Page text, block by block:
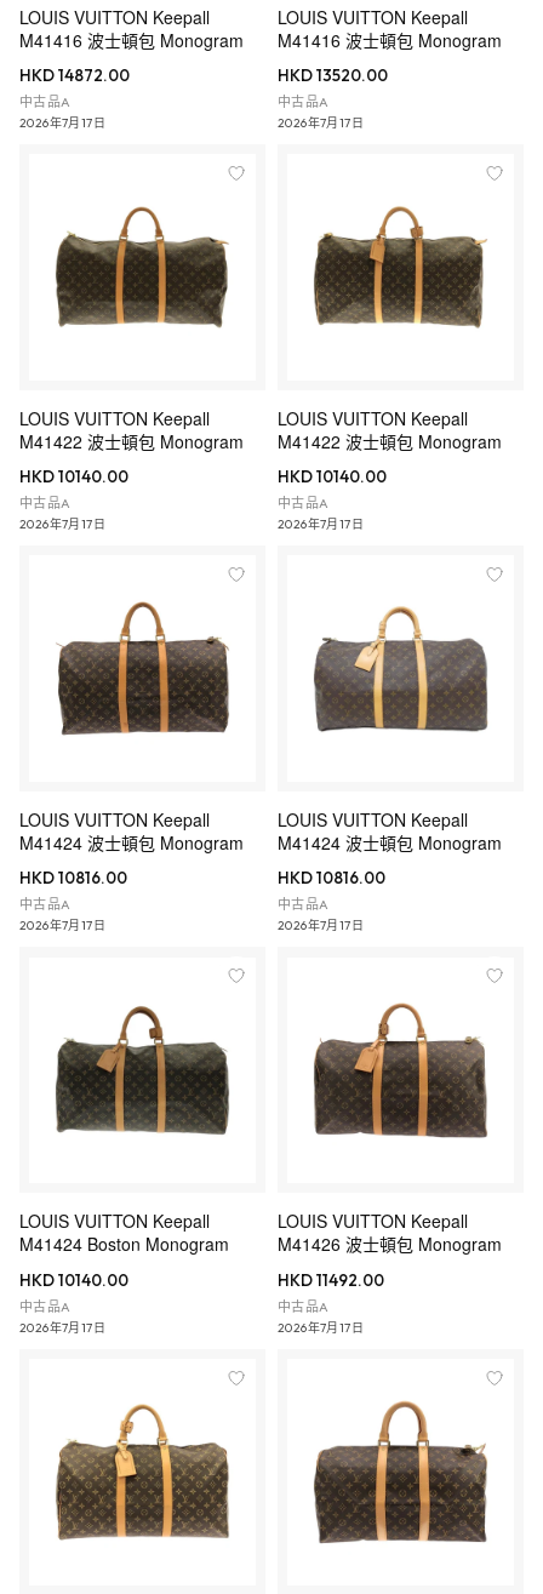
LOUIS VUITTON Keepall
M41416 波士頓包 Monogram
HKD 14872.00
中古品A
2026年7月17日
LOUIS VUITTON Keepall
M41416 波士頓包 Monogram
HKD 13520.00
中古品A
2026年7月17日
LOUIS VUITTON Keepall
M41422 波士頓包 Monogram
HKD 10140.00
中古品A
2026年7月17日
LOUIS VUITTON Keepall
M41422 波士頓包 Monogram
HKD 10140.00
中古品A
2026年7月17日
LOUIS VUITTON Keepall
M41424 波士頓包 Monogram
HKD 10816.00
中古品A
2026年7月17日
LOUIS VUITTON Keepall
M41424 波士頓包 Monogram
HKD 10816.00
中古品A
2026年7月17日
LOUIS VUITTON Keepall
M41424 Boston Monogram
HKD 10140.00
中古品A
2026年7月17日
LOUIS VUITTON Keepall
M41426 波士頓包 Monogram
HKD 11492.00
中古品A
2026年7月17日